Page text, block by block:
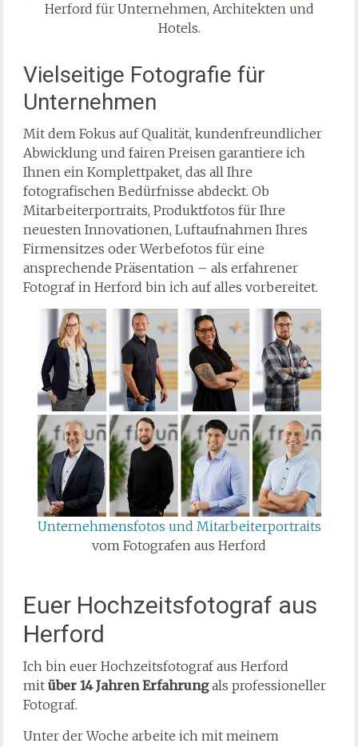
Herford für Unternehmen, Architekten und
Hotels.
Vielseitige Fotografie für
Unternehmen
Mit dem Fokus auf Qualität, kundenfreundlicher
Abwicklung und fairen Preisen garantiere ich
Ihnen ein Komplettpaket, das all Ihre
fotografischen Bedürfnisse abdeckt. Ob
Mitarbeiterportraits, Produktfotos für Ihre
neuesten Innovationen, Luftaufnahmen Ihres
Firmensitzes oder Werbefotos für eine
ansprechende Präsentation – als erfahrener
Fotograf in Herford bin ich auf alles vorbereitet.
Unternehmensfotos und Mitarbeiterportraits
vom Fotografen aus Herford
Euer Hochzeitsfotograf aus
Herford
Ich bin euer Hochzeitsfotograf aus Herford
mitüber 14 Jahren Erfahrungals professioneller
Fotograf.
Unter der Woche arbeite ich mit meinem